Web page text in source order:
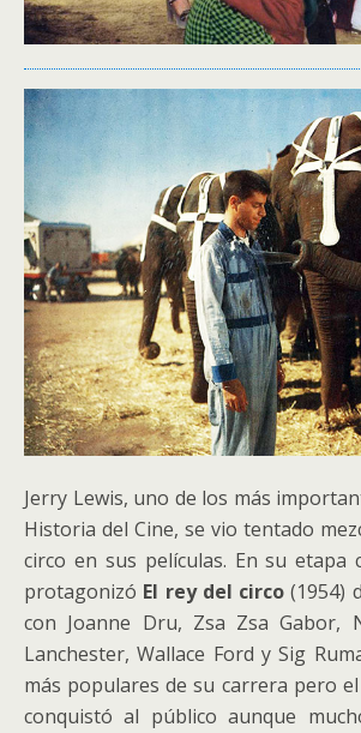
Jerry Lewis, uno de los más
Historia del Cine, se vio tentado
circo en sus películas. En su etapa
protagonizó El rey del circo (1954)
con Joanne Dru, Zsa Zsa Gabor,
Lanchester, Wallace Ford y Sig
más populares de su carrera pero
conquistó al público aunque